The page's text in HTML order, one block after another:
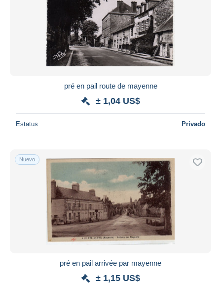
pré en pail route de mayenne
± 1,04 US$
Estatus Privado
Nuevo
pré en pail arrivée par mayenne
± 1,15 US$